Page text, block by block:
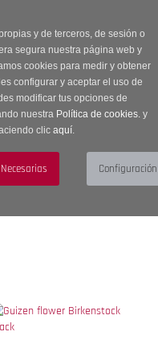
y de terceros, de sesión o
segura nuestra página web y
cookies para medir y obtener
configurar y aceptar el uso de
modificar tus opciones de
nuestra Política de cookies.y
clic aquí.
código OUTLET20